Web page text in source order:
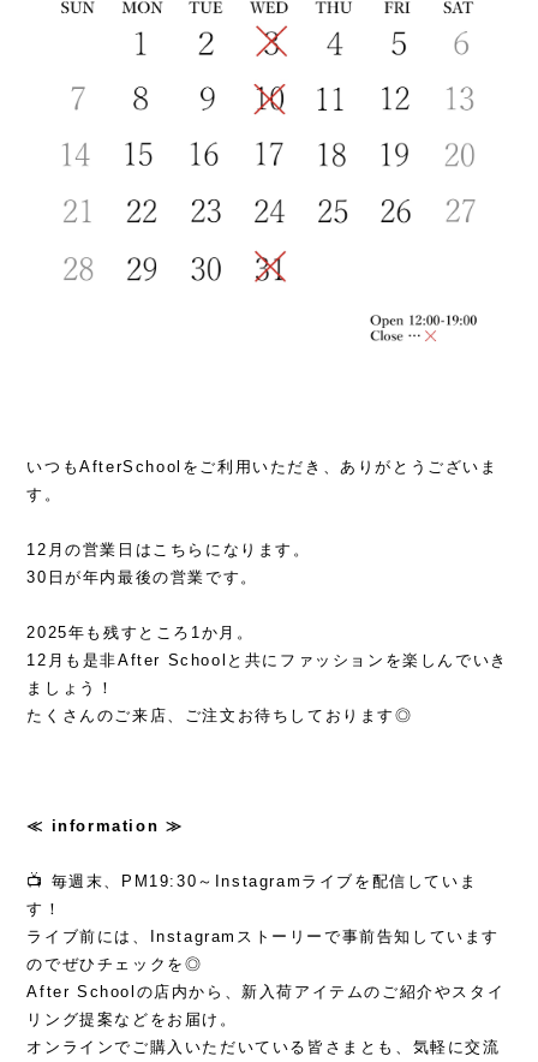
いつもAfterSchoolをご利用いただき、ありがとうございま
す。
12月の営業日はこちらになります。
30日が年内最後の営業です。
2025年も残すところ1か月。
12月も是非After Schoolと共にファッションを楽しんでいき
ましょう！
たくさんのご来店、ご注文お待ちしております◎
≪ information ≫
📺 毎週末、PM19:30～Instagramライブを配信していま
す！
ライブ前には、Instagramストーリーで事前告知しています
のでぜひチェックを◎
After Schoolの店内から、新入荷アイテムのご紹介やスタイ
リング提案などをお届け。
オンラインでご購入いただいている皆さまとも、気軽に交流